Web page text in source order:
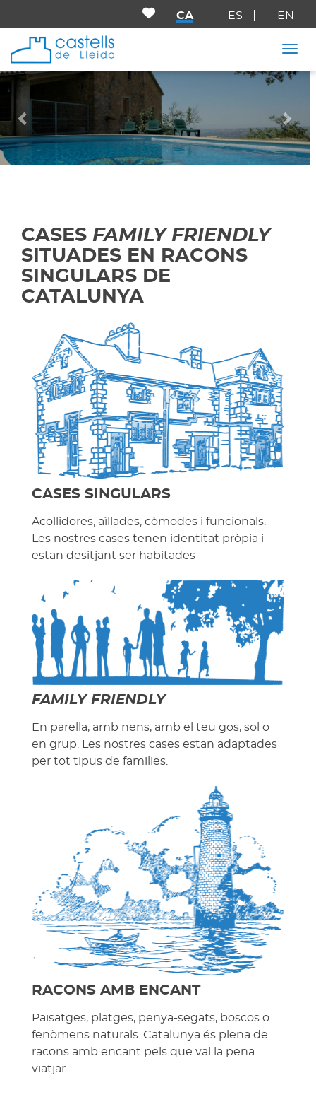
Anterior
CASES FAMILY FRIENDLY
SITUADES EN RACONS
SINGULARS DE
CATALUNYA
CASES SINGULARS
Acollidores, aïllades, còmodes i funcionals.
Les nostres cases tenen identitat pròpia i
estan desitjant ser habitades
FAMILY FRIENDLY
En parella, amb nens, amb el teu gos, sol o
en grup. Les nostres cases estan adaptades
per tot tipus de families.
RACONS AMB ENCANT
Paisatges, platges, penya-segats, boscos o
fenòmens naturals. Catalunya és plena de
racons amb encant pels que val la pena
viatjar.
CA ES EN